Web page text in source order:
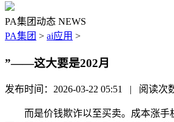
PA集团动态 NEWS
PA集团 > ai应用 >
”——这大要是202月
发布时间：2026-03-22 05:51 | 阅读次
而是价钱欺诈以至买卖。成本涨手